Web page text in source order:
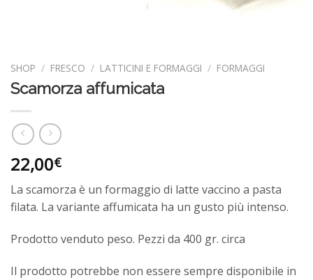
SHOP / FRESCO / LATTICINI E FORMAGGI / FORMAGGI
Scamorza affumicata
22,00€
La scamorza è un formaggio di latte vaccino a pasta
filata. La variante affumicata ha un gusto più intenso.
Prodotto venduto peso. Pezzi da 400 gr. circa
Il prodotto potrebbe non essere sempre disponibile in